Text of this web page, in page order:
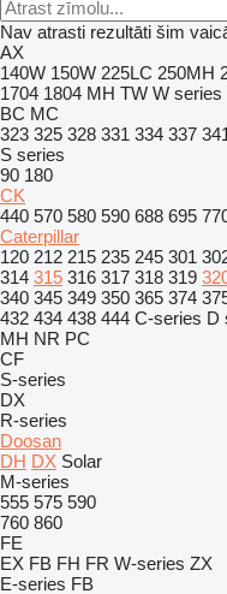
Nav atrasti rezultāti šim
AX
140W 150W 225LC 250MH
1704 1804 MH TW W series
BC MC
323 325 328 331 334 337
S series
90 180
CK
440 570 580 590 688 695
Caterpillar
120 212 215 235 245 301
314 315 316 317 318 319
340 345 349 350 365 374
432 434 438 444 C-series D
MH NR PC
CF
S-series
DX
R-series
Doosan
DH DX Solar
M-series
555 575 590
760 860
FE
EX FB FH FR W-series ZX
E-series FB